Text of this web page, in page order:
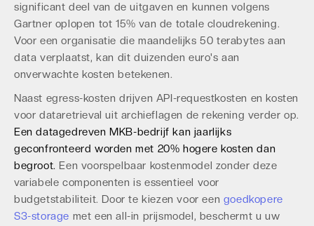
significant deel van de uitgaven en kunnen volgens
Gartner oplopen tot 15% van de totale cloudrekening.
Voor een organisatie die maandelijks 50 terabytes aan
data verplaatst, kan dit duizenden euro's aan
onverwachte kosten betekenen.
Naast egress-kosten drijven API-requestkosten en kosten
voor dataretrieval uit archieflagen de rekening verder op.
Een datagedreven MKB-bedrijf kan jaarlijks
geconfronteerd worden met 20% hogere kosten dan
begroot. Een voorspelbaar kostenmodel zonder deze
variabele componenten is essentieel voor
budgetstabiliteit. Door te kiezen voor een goedkopere
S3-storage met een all-in prijsmodel, beschermt u uw